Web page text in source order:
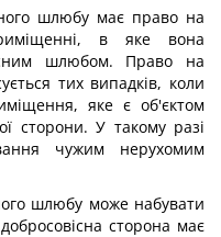
шлюбу має право на
в яке вона
шлюбом. Право на
тих випадків, коли
яке є об'єктом
сторони. У такому разі
чужим нерухомим
шлюбу може набувати
сторона має